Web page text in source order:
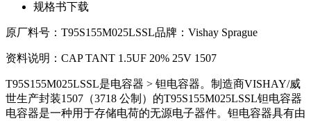
规格书下载
原厂料号： T95S155M025LSSL品牌： Vishay Sprague
资料说明： CAP TANT 1.5UF 20% 25V 1507
T95S155M025LSSL是电容器 > 钽电容器。制造商VISHAY/威
世生产封装1507（3718 公制）的T95S155M025LSSL钽电容器
电容器是一种用于存储电荷的无源电子器件。钽电容器具有由